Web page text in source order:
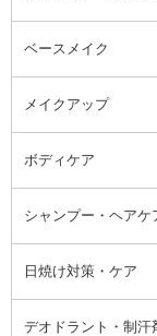
スキンケア・基礎化粧
洗顔料
美容液
オールインワン化粧品
フェイスオイル・バー
ブースター・導入液
ベースメイク
ベースメイク全て
BBクリーム
コンシーラー
フェイスパウダー
メイクアップ
メイクアップ全て
まつげ美容液
アイシャドウ
アイブロウ・眉マスカ
ボディケア
ボディケア全て
ボディケア
レッグ・フットケア
シャンプー・ヘア
シャンプー・ヘアケア
イリング全て
洗い流さないトリー
日焼け対策・ケア
日焼け対策・ケア全て
デオドラント・制汗